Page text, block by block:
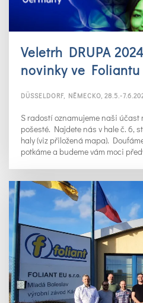
Veletrh DRUPA
novinky ve Foliantu
DÜSSELDORF, NĚMECKO, 28.5.-
S radostí oznamujeme naši
pošesté. Najdete nás v hale č. 6,
haly (viz přiložená mapa).
potkáme a budeme vám moci